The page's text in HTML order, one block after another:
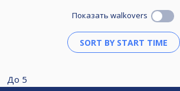
Показать walkovers
До 5